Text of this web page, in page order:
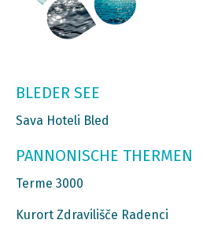
BLEDER SEE
Sava Hoteli Bled
PANNONISCHE THERMEN
Terme 3000
Kurort Zdravilišče Radenci